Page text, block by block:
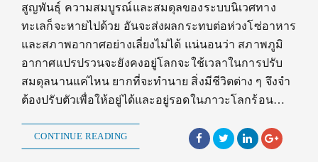
สูญพันธุ์ ความสมบูรณ์และสมดุลของระบบนิเวศทาง
ทะเลก็จะหายไปด้วย อันจะส่งผลกระทบต่อห่วงโซ่อาหาร
และสภาพอากาศอย่างเลี่ยงไม่ได้ แน่นอนว่า สภาพภูมิ
อากาศแปรปรวนจะยังคงอยู่โลกจะใช้เวลาในการปรับ
สมดุลนานแค่ไหน ยากที่จะทำนาย สิ่งมีชีวิตต่าง ๆ จึงจำ
ต้องปรับตัวเพื่อให้อยู่ได้และอยู่รอดในภาวะโลกร้อน…
CONTINUE READING